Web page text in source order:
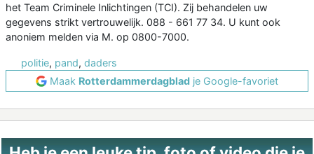
het Team Criminele Inlichtingen (TCI). Zij behandelen uw
gegevens strikt vertrouwelijk. 088 - 661 77 34. U kunt ook
anoniem melden via M. op 0800-7000.
politie, pand, daders
Maak Rotterdammerdagblad je Google-favoriet